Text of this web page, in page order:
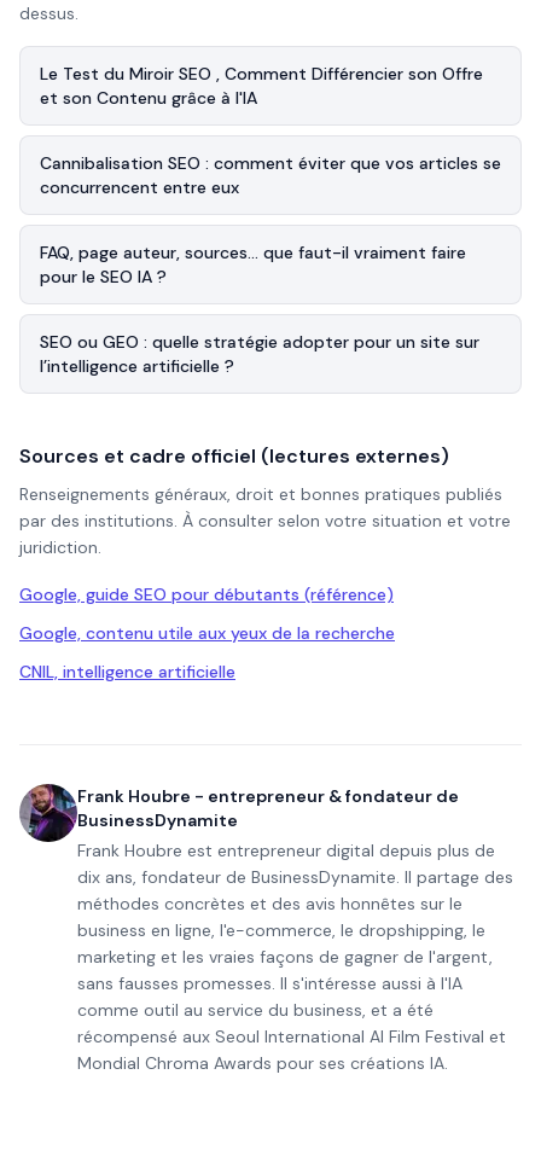
dessus.
Le Test du Miroir SEO , Comment Différencier son Offre
et son Contenu grâce à l'IA
Cannibalisation SEO : comment éviter que vos articles se
concurrencent entre eux
FAQ, page auteur, sources… que faut-il vraiment faire
pour le SEO IA ?
SEO ou GEO : quelle stratégie adopter pour un site sur
l’intelligence artificielle ?
Sources et cadre officiel (lectures externes)
Renseignements généraux, droit et bonnes pratiques publiés
par des institutions. À consulter selon votre situation et votre
juridiction.
Google, guide SEO pour débutants (référence)
Google, contenu utile aux yeux de la recherche
CNIL, intelligence artificielle
Frank Houbre - entrepreneur & fondateur de
BusinessDynamite
Frank Houbre est entrepreneur digital depuis plus de
dix ans, fondateur de BusinessDynamite. Il partage des
méthodes concrètes et des avis honnêtes sur le
business en ligne, l'e-commerce, le dropshipping, le
marketing et les vraies façons de gagner de l'argent,
sans fausses promesses. Il s'intéresse aussi à l'IA
comme outil au service du business, et a été
récompensé aux Seoul International AI Film Festival et
Mondial Chroma Awards pour ses créations IA.